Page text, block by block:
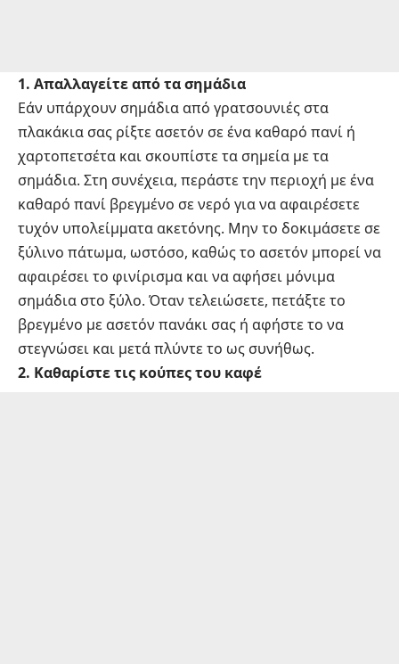
1. Απαλλαγείτε από τα σημάδια
Εάν υπάρχουν σημάδια από γρατσουνιές στα
πλακάκια σας ρίξτε ασετόν σε ένα καθαρό πανί ή
χαρτοπετσέτα και σκουπίστε τα σημεία με τα
σημάδια. Στη συνέχεια, περάστε την περιοχή με ένα
καθαρό πανί βρεγμένο σε νερό για να αφαιρέσετε
τυχόν υπολείμματα ακετόνης. Μην το δοκιμάσετε σε
ξύλινο πάτωμα, ωστόσο, καθώς το ασετόν μπορεί να
αφαιρέσει το φινίρισμα και να αφήσει μόνιμα
σημάδια στο ξύλο. Όταν τελειώσετε, πετάξτε το
βρεγμένο με ασετόν πανάκι σας ή αφήστε το να
στεγνώσει και μετά πλύντε το ως συνήθως.
2. Καθαρίστε τις κούπες του καφέ